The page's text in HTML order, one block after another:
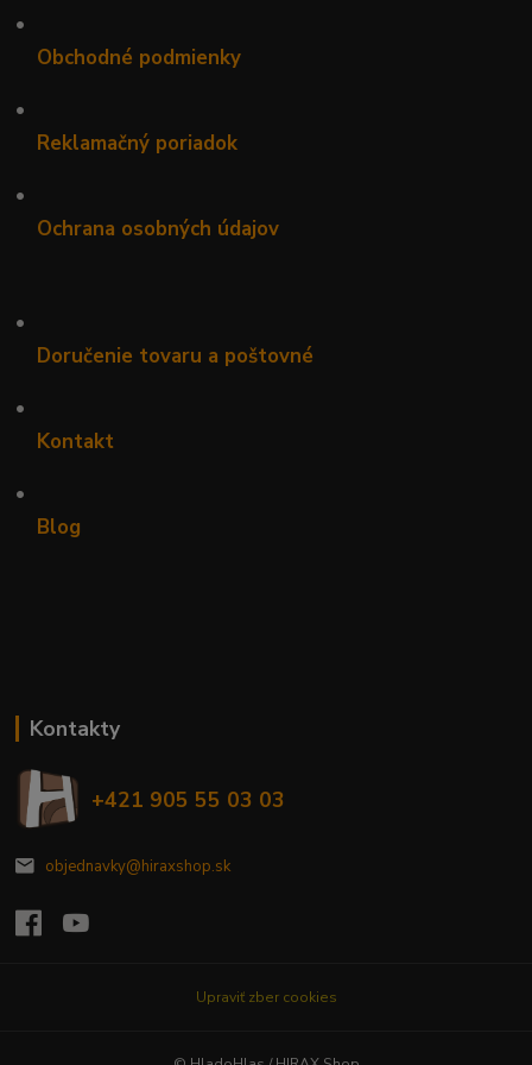
•
Obchodné podmienky
•
Reklamačný poriadok
•
Ochrana osobných údajov
•
Doručenie tovaru a poštovné
•
Kontakt
•
Blog
Kontakty
+421 905 55 03 03
objednavky@hiraxshop.sk
Upraviť zber cookies